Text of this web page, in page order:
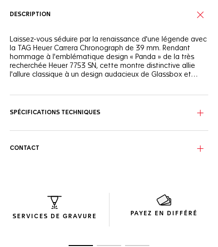
DESCRIPTION
Laissez-vous séduire par la renaissance d'une légende avec
la TAG Heuer Carrera Chronograph de 39 mm. Rendant
hommage à l'emblématique design « Panda » de la très
recherchée Heuer 7753 SN, cette montre distinctive allie
l'allure classique à un design audacieux de Glassbox et
azurés offre une lisibilité optimale grâce au rehaut incurvé
lunette et au verre saphir bombé, une merveille technique
parfait pour les amateurs exigeants.
SPÉCIFICATIONS TECHNIQUES
CONTACT
SERVICES DE GRAVURE PAYEZ EN DIFFÉRÉ